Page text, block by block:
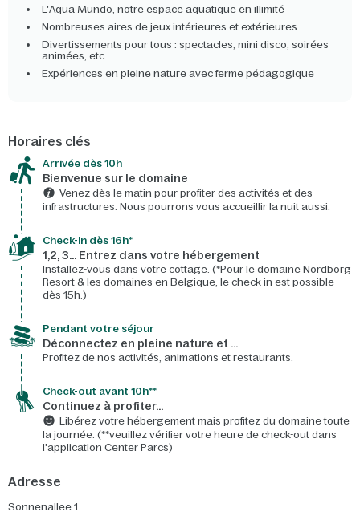
L'Aqua Mundo, notre espace aquatique en illimité
Nombreuses aires de jeux intérieures et extérieures
Divertissements pour tous : spectacles, mini disco, soirées
animées, etc.
Expériences en pleine nature avec ferme pédagogique
Horaires clés
Arrivée dès 10h​
Bienvenue sur le domaine​
Venez dès le matin pour profiter des activités et des
infrastructures. Nous pourrons vous accueillir la nuit aussi.
Check-in dès 16h*​
1,2, 3… Entrez dans votre hébergement
Installez-vous dans votre cottage. (*Pour le domaine Nordborg
Resort & les domaines en Belgique, le check-in est possible
dès 15h.)
Pendant votre séjour
Déconnectez en pleine nature et …
Profitez de nos activités, animations et restaurants.
Check-out avant 10h**
Continuez à profiter…
Libérez votre hébergement mais profitez du domaine toute
la journée. (**veuillez vérifier votre heure de check-out dans
l'application Center Parcs)
Adresse
Sonnenallee 1